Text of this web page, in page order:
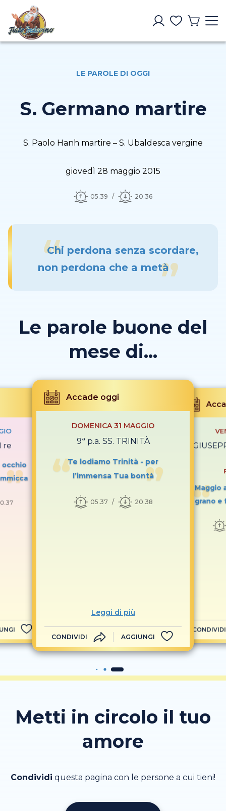
LE PAROLE DI OGGI
S. Germano martire
S. Paolo Hanh martire – S. Ubaldesca vergine
giovedì 28 maggio 2015
05.39 20.36
Chi perdona senza scordare,
non perdona che a metà
Le parole buone del
mese di...
re
occhio
Accade oggi
DOMENICA 31 MAGGIO
9ª p.a. SS. TRINITÀ
Te lodiamo Trinità - per
l’immensa Tua bontà
05.37 20.38
Leggi di più
CONDIVIDI AGGIUNGI
S.
Maggio
grano e
CONDIVIDI
Metti in circolo il tuo
amore
Condividi questa pagina con le persone a cui tieni!